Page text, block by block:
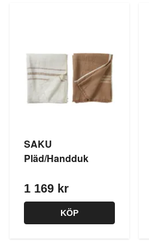
SAKU
Pläd/Handduk
1 169 kr
KÖP